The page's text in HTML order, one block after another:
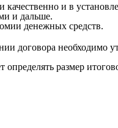
качественно и в
и дальше.
денежных средств.
договора необходимо
определять размер